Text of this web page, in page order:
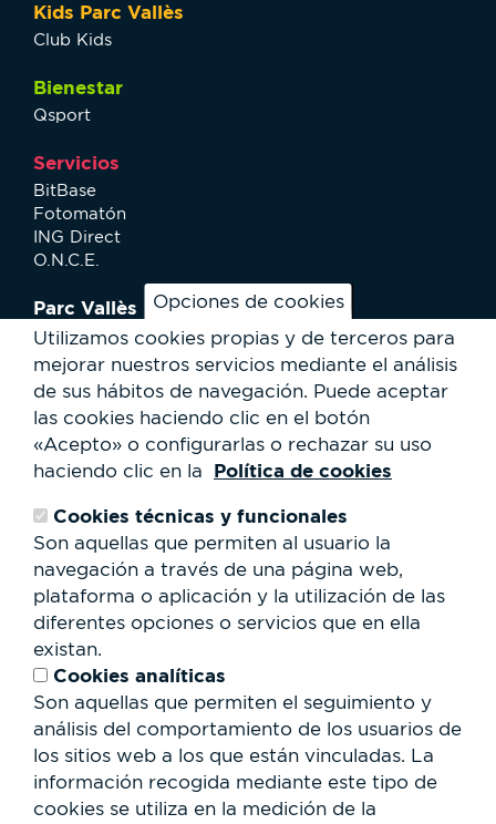
Opciones de cookies
Utilizamos cookies propias y de terceros para
mejorar nuestros servicios mediante el análisis
de sus hábitos de navegación. Puede aceptar
las cookies haciendo clic en el botón
«Acepto» o configurarlas o rechazar su uso
haciendo clic en la
Política de cookies
Cookies técnicas y funcionales
Son aquellas que permiten al usuario la
navegación a través de una página web,
plataforma o aplicación y la utilización de las
diferentes opciones o servicios que en ella
existan.
Cookies analíticas
Son aquellas que permiten el seguimiento y
análisis del comportamiento de los usuarios de
los sitios web a los que están vinculadas. La
información recogida mediante este tipo de
cookies se utiliza en la medición de la
Kids Parc Vallès
Club Kids
Bienestar
Qsport
Servicios
BitBase
Fotomatón
ING Direct
O.N.C.E.
Parc Vallès
¿Cómo llegar?
Mapa
Actividades
Servicios al usuario
Club Staff
¿Quiénes somos?
Trabaja con nosotros
Cesión de espacios
RSC
Formulario
de
búsqueda
Buscar